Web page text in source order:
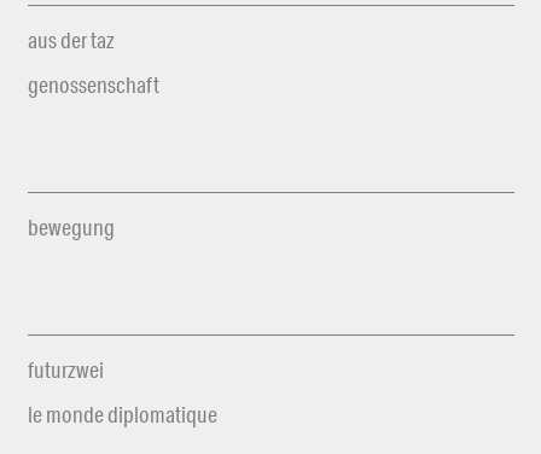
aus der taz
genossenschaft
bewegung
futurzwei
le monde diplomatique